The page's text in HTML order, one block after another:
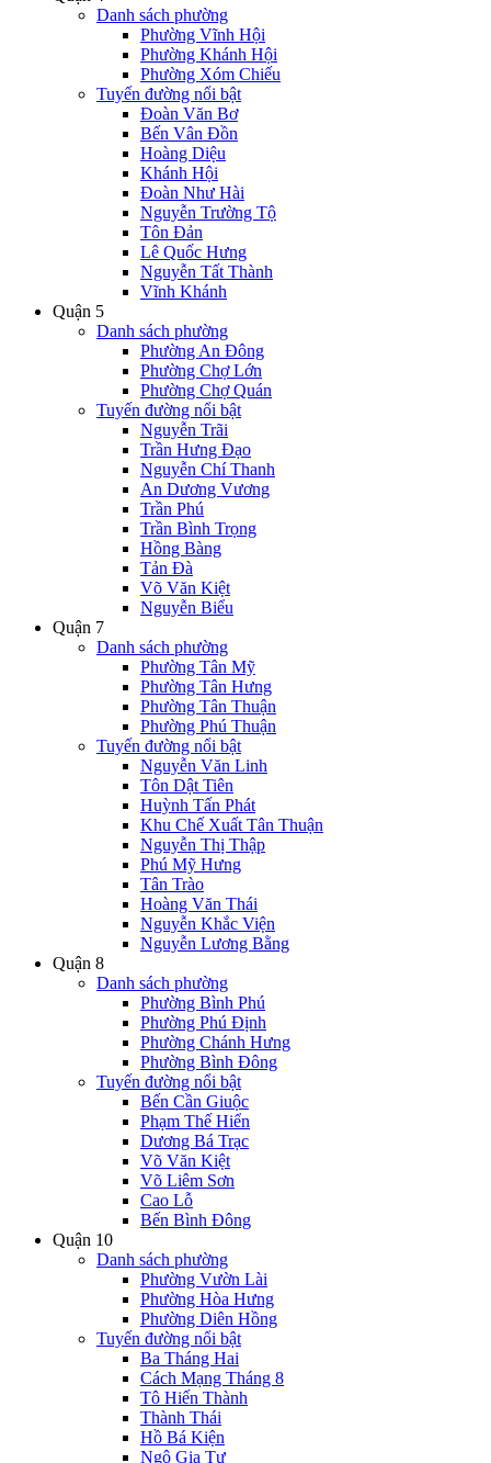
Danh sách phường
Phường Vĩnh Hội
Phường Khánh Hội
Phường Xóm Chiếu
Tuyến đường nổi bật
Đoàn Văn Bơ
Bến Vân Đồn
Hoàng Diệu
Khánh Hội
Đoàn Như Hài
Nguyễn Trường Tộ
Tôn Đản
Lê Quốc Hưng
Nguyễn Tất Thành
Vĩnh Khánh
Quận 5
Danh sách phường
Phường An Đông
Phường Chợ Lớn
Phường Chợ Quán
Tuyến đường nổi bật
Nguyễn Trãi
Trần Hưng Đạo
Nguyễn Chí Thanh
An Dương Vương
Trần Phú
Trần Bình Trọng
Hồng Bàng
Tản Đà
Võ Văn Kiệt
Nguyễn Biểu
Quận 7
Danh sách phường
Phường Tân Mỹ
Phường Tân Hưng
Phường Tân Thuận
Phường Phú Thuận
Tuyến đường nổi bật
Nguyễn Văn Linh
Tôn Dật Tiên
Huỳnh Tấn Phát
Khu Chế Xuất Tân Thuận
Nguyễn Thị Thập
Phú Mỹ Hưng
Tân Trào
Hoàng Văn Thái
Nguyễn Khắc Viện
Nguyễn Lương Bằng
Quận 8
Danh sách phường
Phường Bình Phú
Phường Phú Định
Phường Chánh Hưng
Phường Bình Đông
Tuyến đường nổi bật
Bến Cần Giuộc
Phạm Thế Hiển
Dương Bá Trạc
Võ Văn Kiệt
Võ Liêm Sơn
Cao Lỗ
Bến Bình Đông
Quận 10
Danh sách phường
Phường Vườn Lài
Phường Hòa Hưng
Phường Diên Hồng
Tuyến đường nổi bật
Ba Tháng Hai
Cách Mạng Tháng 8
Tô Hiến Thành
Thành Thái
Hồ Bá Kiện
Ngô Gia Tự